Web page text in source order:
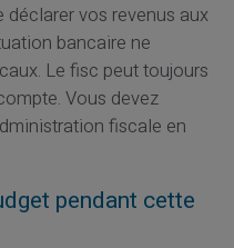
vos revenus aux
bancaire ne
Le fisc peut toujours
Vous devez
fiscale en
pendant cette